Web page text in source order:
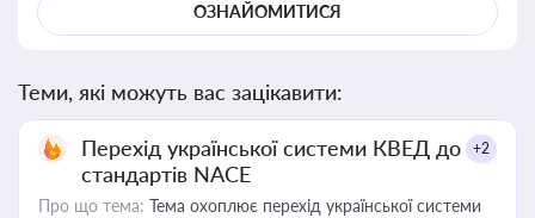
ОЗНАЙОМИТИСЯ
Теми, які можуть вас зацікавити:
Перехід української системи КВЕД до
стандартів NACE
+2
Про що тема: Тема охоплює перехід української системи